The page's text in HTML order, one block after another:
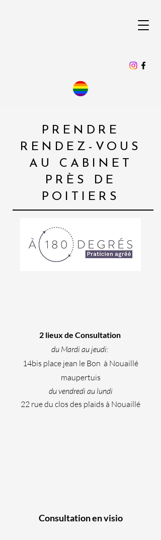
PRENDRE
RENDEZ-VOUS
AU CABINET
PRÈS DE
POITIERS
2 lieux de Consultation
du Mardi au jeudi:
14bis place jean le Bon à Nouaillé
maupertuis
du vendredi au lundi​
22 rue du clos des plaids à Nouaillé
Consultation en visio